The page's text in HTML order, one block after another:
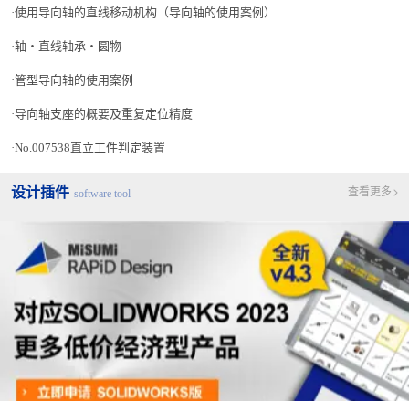
使用导向轴的直线移动机构（导向轴的使用案例）
轴・直线轴承・圆物
管型导向轴的使用案例
导向轴支座的概要及重复定位精度
No.007538直立工件判定装置
设计插件 software tool 查看更多